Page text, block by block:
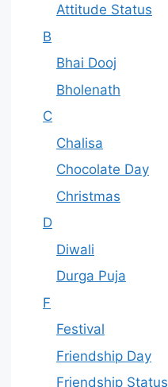
Attitude Status
B
Bhai Dooj
Bholenath
C
Chalisa
Chocolate Day
Christmas
D
Diwali
Durga Puja
F
Festival
Friendship Day
Friendship Status